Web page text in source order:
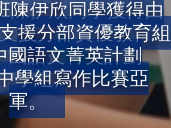
陳伊欣同學獲得由
援分部資優教育組
國語文菁英計劃
學組寫作比賽亞
軍。